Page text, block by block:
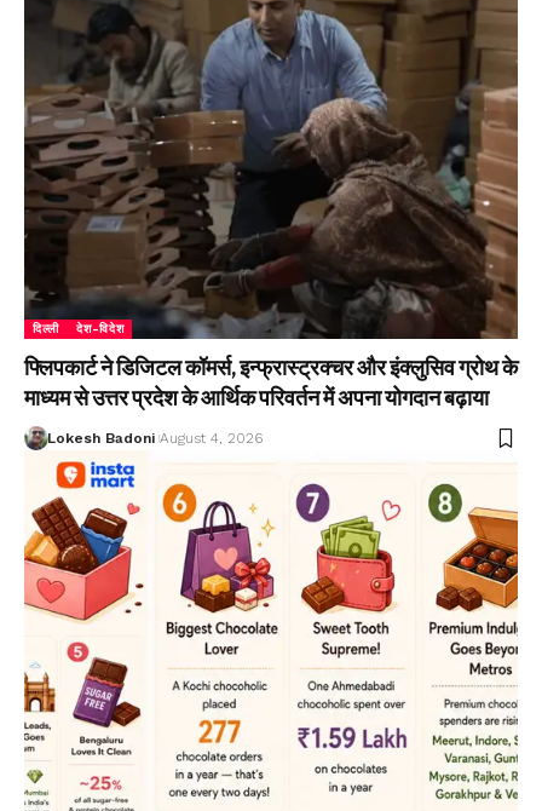
दिल्ली देश-विदेश
फ्लिपकार्ट ने डिजिटल कॉमर्स, इन्फ्रास्ट्रक्चर और इंक्लुसिव ग्रोथ के
माध्यम से उत्तर प्रदेश के आर्थिक परिवर्तन में अपना योगदान बढ़ाया
Lokesh Badoni August 4, 2026